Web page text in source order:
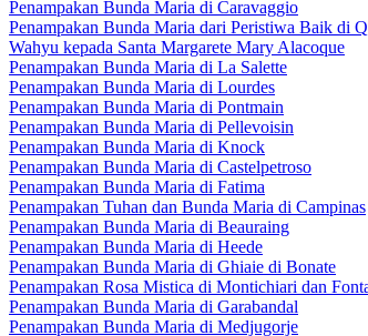
Penampakan Bunda Maria di Caravaggio
Penampakan Bunda Maria dari Peristiwa Baik di
Wahyu kepada Santa Margarete Mary Alacoque
Penampakan Bunda Maria di La Salette
Penampakan Bunda Maria di Lourdes
Penampakan Bunda Maria di Pontmain
Penampakan Bunda Maria di Pellevoisin
Penampakan Bunda Maria di Knock
Penampakan Bunda Maria di Castelpetroso
Penampakan Bunda Maria di Fatima
Penampakan Tuhan dan Bunda Maria di Campinas
Penampakan Bunda Maria di Beauraing
Penampakan Bunda Maria di Heede
Penampakan Bunda Maria di Ghiaie di Bonate
Penampakan Rosa Mistica di Montichiari dan
Penampakan Bunda Maria di Garabandal
Penampakan Bunda Maria di Medjugorje